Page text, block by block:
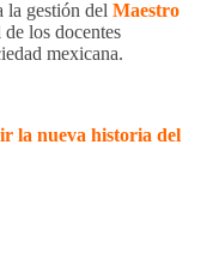
la gestión del Maestro
los docentes
mexicana.
la nueva historia del